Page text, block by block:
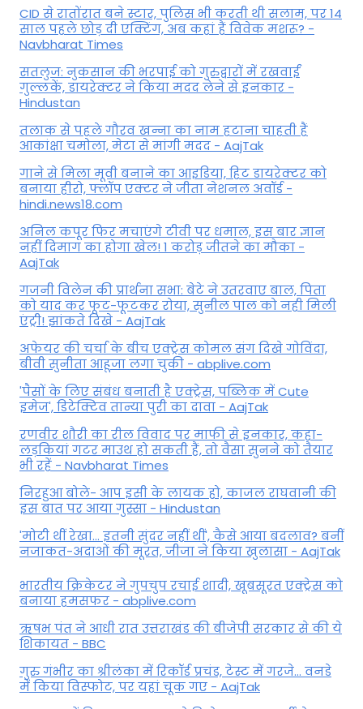
CID से रातोंरात बने स्टार, पुलिस भी करती थी सलाम, पर 14
साल पहले छोड़ दी एक्टिंग, अब कहां हैं विवेक मशरू? -
Navbharat Times
सतलुज: नुकसान की भरपाई को गुरुद्वारों में रखवाईं
गुल्लकें, डायरेक्टर ने किया मदद लेने से इनकार -
Hindustan
तलाक से पहले गौरव खन्ना का नाम हटाना चाहती हैं
आकांक्षा चमोला, मेटा से मांगी मदद - AajTak
गाने से मिला मूवी बनाने का आइडिया, हिट डायरेक्टर को
बनाया हीरो, फ्लॉप एक्टर ने जीता नेशनल अवॉर्ड -
hindi.news18.com
अनिल कपूर फिर मचाएंगे टीवी पर धमाल, इस बार ज्ञान
नहीं दिमाग का होगा खेल! 1 करोड़ जीतने का मौका -
AajTak
गजनी विलेन की प्रार्थना सभा: बेटे ने उतरवाए बाल, पिता
को याद कर फूट-फूटकर रोया, सुनील पाल को नही मिली
एंट्री! झांकते दिखे - AajTak
अफेयर की चर्चा के बीच एक्ट्रेस कोमल संग दिखे गोविंदा,
बीवी सुनीता आहूजा लगा चुकी - abplive.com
'पैसों के लिए संबंध बनाती है एक्ट्रेस, पब्लिक में Cute
इमेज', डिटेक्टिव तान्या पुरी का दावा - AajTak
रणवीर शौरी का रील विवाद पर माफी से इनकार, कहा-
लड़कियां गटर माउथ हो सकती हैं, तो वैसा सुनने को तैयार
भी रहें - Navbharat Times
निरहुआ बोले- आप इसी के लायक हो, काजल राघवानी की
इस बात पर आया गुस्सा - Hindustan
'मोटी थीं रेखा... इतनी सुंदर नहीं थीं', कैसे आया बदलाव? बनीं
नजाकत-अदाओं की मूरत, जीजा ने किया खुलासा - AajTak
भारतीय क्रिकेटर ने गुपचुप रचाई शादी, खूबसूरत एक्ट्रेस को
बनाया हमसफर - abplive.com
ऋषभ पंत ने आधी रात उत्तराखंड की बीजेपी सरकार से की ये
शिकायत - BBC
गुरु गंभीर का श्रीलंका में र‍िकॉर्ड प्रचंड, टेस्ट में गरजे... वनडे
में किया व‍िस्फोट, पर यहां चूक गए - AajTak